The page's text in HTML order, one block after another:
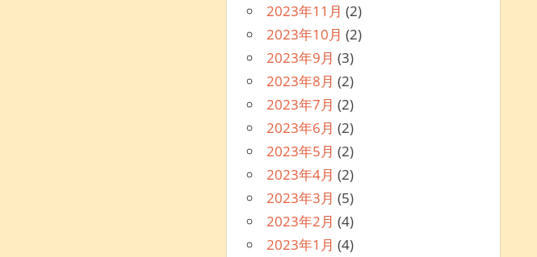
2023年11月 (2)
2023年10月 (2)
2023年9月 (3)
2023年8月 (2)
2023年7月 (2)
2023年6月 (2)
2023年5月 (2)
2023年4月 (2)
2023年3月 (5)
2023年2月 (4)
2023年1月 (4)